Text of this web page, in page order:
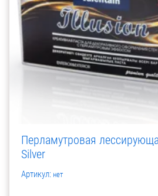
Перламутровая
Silver
Артикул: нет